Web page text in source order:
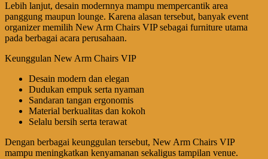
Lebih lanjut, desain modernnya mampu mempercantik area
panggung maupun lounge. Karena alasan tersebut, banyak event
organizer memilih New Arm Chairs VIP sebagai furniture utama
pada berbagai acara perusahaan.
Keunggulan New Arm Chairs VIP
Desain modern dan elegan
Dudukan empuk serta nyaman
Sandaran tangan ergonomis
Material berkualitas dan kokoh
Selalu bersih serta terawat
Dengan berbagai keunggulan tersebut, New Arm Chairs VIP
mampu meningkatkan kenyamanan sekaligus tampilan venue.